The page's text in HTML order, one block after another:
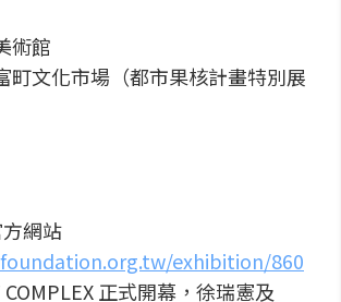
術館
町文化市場（都市果核計畫特別展
網站
exhibition/860
正式開幕，徐瑞憲及